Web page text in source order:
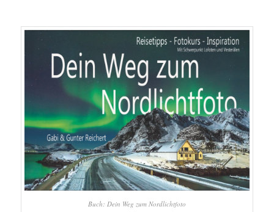
Buch: Dein Weg zum Nordlichtfoto